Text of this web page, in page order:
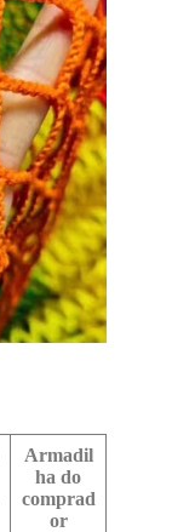
Armadil
ha do
comprad
or